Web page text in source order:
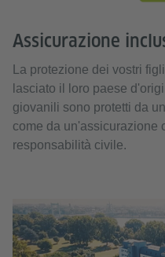
​Assicurazione
La protezione dei vostri
lasciato il loro paese
giovanili sono protetti da
come da un'assicurazione
responsabilità civile.